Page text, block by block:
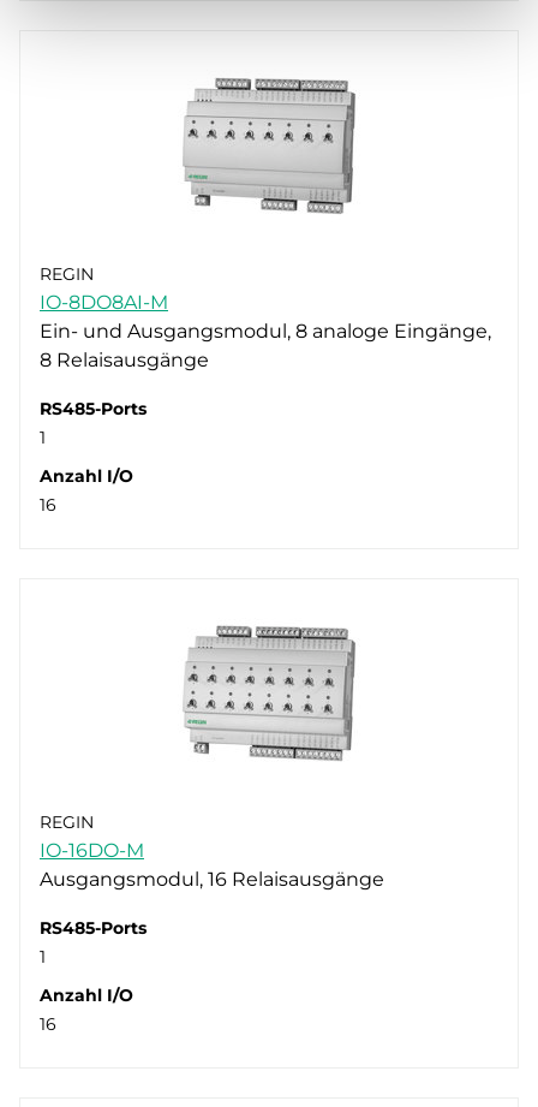
REGIN
IO-8DO8AI-M
Ein- und Ausgangsmodul, 8 analoge Eingänge,
8 Relaisausgänge
RS485-Ports
1
Anzahl I/O
16
REGIN
IO-16DO-M
Ausgangsmodul, 16 Relaisausgänge
RS485-Ports
1
Anzahl I/O
16